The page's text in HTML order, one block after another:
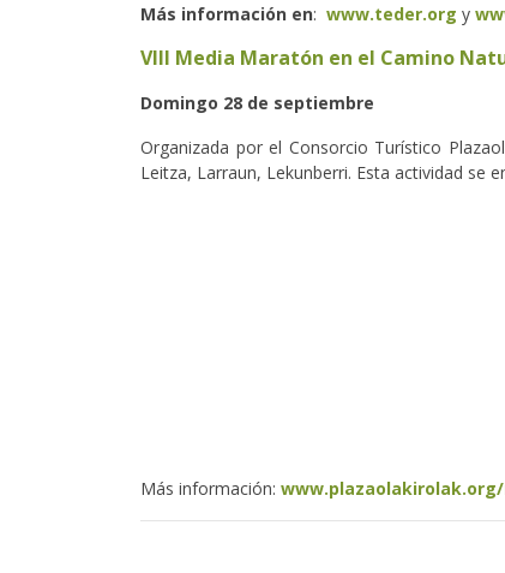
Más información en: www.teder.org y
VIII Media Maratón en el Camino
Domingo 28 de septiembre
Organizada por el Consorcio Turístico
Leitza, Larraun, Lekunberri. Esta actividad se
Más información: